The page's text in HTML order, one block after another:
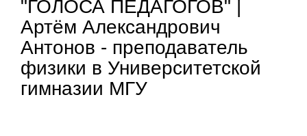
"ГОЛОСА ПЕДАГОГОВ" |
Артём Александрович
Антонов - преподаватель
физики в Университетской
гимназии МГУ